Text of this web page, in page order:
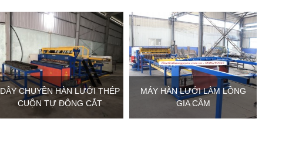
DÂY CHUYỀN HÀN LƯỚI THÉP
CUỘN TỰ ĐỘNG CẮT
MÁY HÀN LƯỚI LÀM LỒNG
GIA CẦM